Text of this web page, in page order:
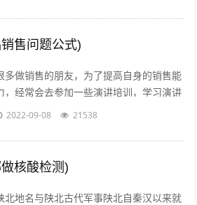
售问题公式)
多做销售的朋友，为了提高自身的销售能
，经常会去参加一些演讲培训，学习演讲
力，训练自己的执行力，树立强大销售自
2022-09-08 21538
核酸检测)
北地名与陕北古代军事陕北自秦汉以来就